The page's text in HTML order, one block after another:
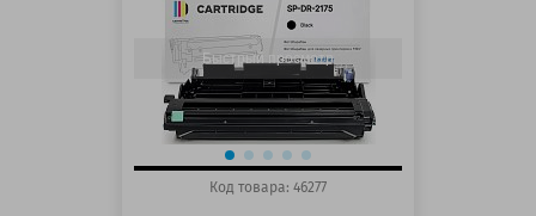
150 баллов
Быстрый просмотр
Код товара: 46277